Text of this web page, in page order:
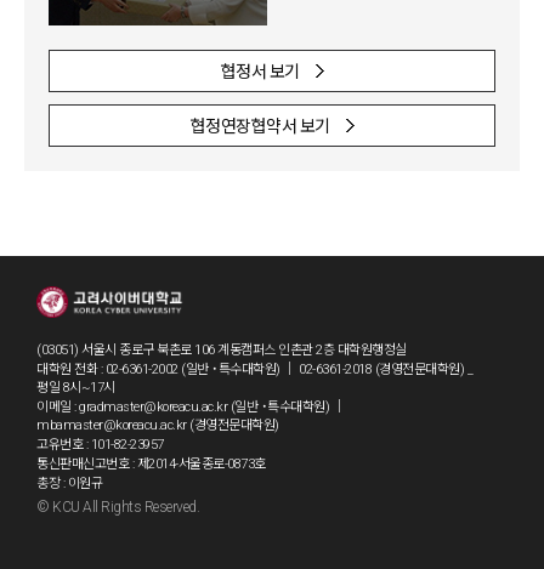
협정서 보기
협정연장협약서 보기
(03051) 서울시 종로구 북촌로 106 계동캠퍼스 인촌관 2층 대학원행정실
대학원 전화 : 02-6361-2002 (일반 ˙특수대학원) ｜ 02-6361-2018 (경영전문대학원) _
평일 8시~17시
이메일 : gradmaster@koreacu.ac.kr (일반 ˙특수대학원) ｜
mbamaster@koreacu.ac.kr (경영전문대학원)
고유번호 : 101-82-23957
통신판매신고번호 : 제2014-서울종로-0873호
총장 : 이원규
© KCU All Rights Reserved.